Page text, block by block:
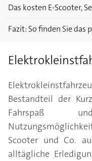
Das kosten E-Scooter,
Fazit: So finden Sie
Bestandteil der
Fahrspaß
Scooter und Co.
alltägliche